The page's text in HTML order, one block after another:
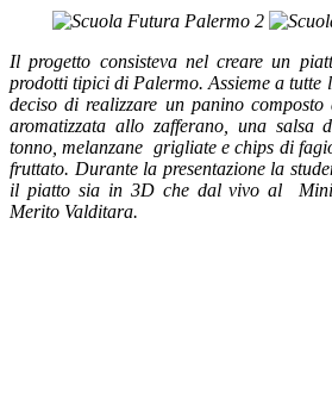
Il progetto consisteva nel creare un
prodotti tipici di Palermo. Assieme a tutte
deciso di realizzare un panino
aromatizzata allo zafferano, una salsa
tonno, melanzane grigliate e chips di
fruttato. Durante la presentazione la
il piatto sia in 3D che dal vivo al
Merito Valditara.